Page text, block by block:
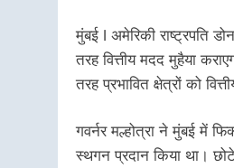
मुंबई I अमेरिकी राष्ट्रपति
तरह वित्तीय मदद मुहैया
तरह प्रभावित क्षेत्रों को
गवर्नर मल्होत्रा ने मुंबई में
स्थगन प्रदान किया था।